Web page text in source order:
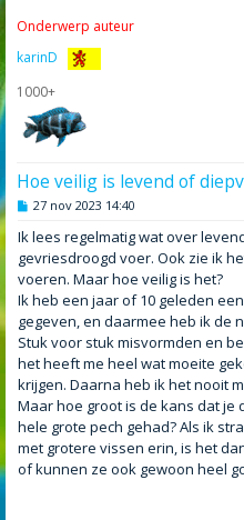
Onderwerp auteur
karinD
1000+
Hoe veilig is levend of
B
r
c
h
t
27 nov 2023 14:40
Ik lees regelmatig wat over
gevriesdroogd voer. Ook zie ik
voeren. Maar hoe veilig is het?
Ik heb een jaar of 10 geleden
gegeven, en daarmee heb ik de
Stuk voor stuk misvormden en
het heeft me heel wat moeite
krijgen. Daarna heb ik het nooit
Maar hoe groot is de kans dat je
hele grote pech gehad? Als ik
met grotere vissen erin, is het
of kunnen ze ook gewoon heel